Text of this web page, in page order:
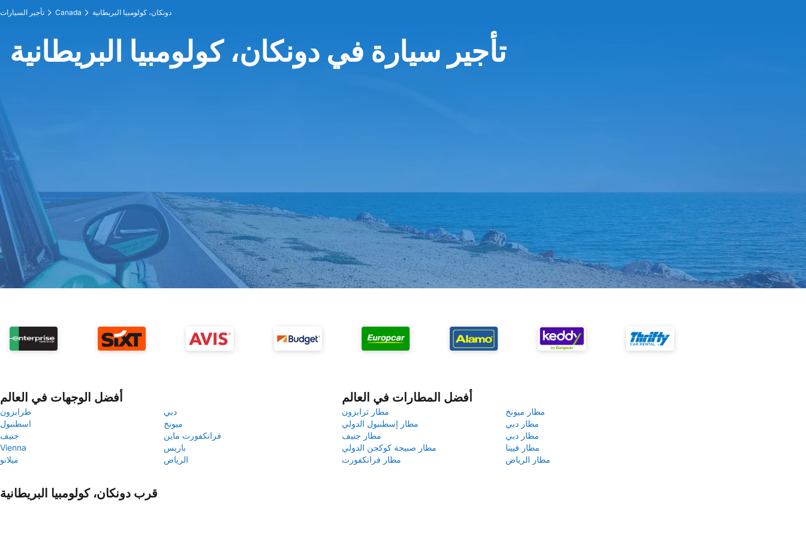
تأجير السيارات Canada دونكان، كولومبيا البريطانية
تأجير سيارة في دونكان، كولومبيا البريطانية
أفضل الوجهات في العالم
طرابزون
دبي
اسطنبول
ميونخ
جنيف
فرانكفورت ماين
Vienna
باريس
ميلانو
الرياض
أفضل المطارات في العالم
مطار ترابزون
مطار ميونخ
مطار إسطنبول الدولي
مطار دبي
مطار جنيف
مطار دبي
مطار صبيحة كوكجن الدولي
مطار فيينا
مطار فرانكفورت
مطار الرياض
قرب دونكان، كولومبيا البريطانية